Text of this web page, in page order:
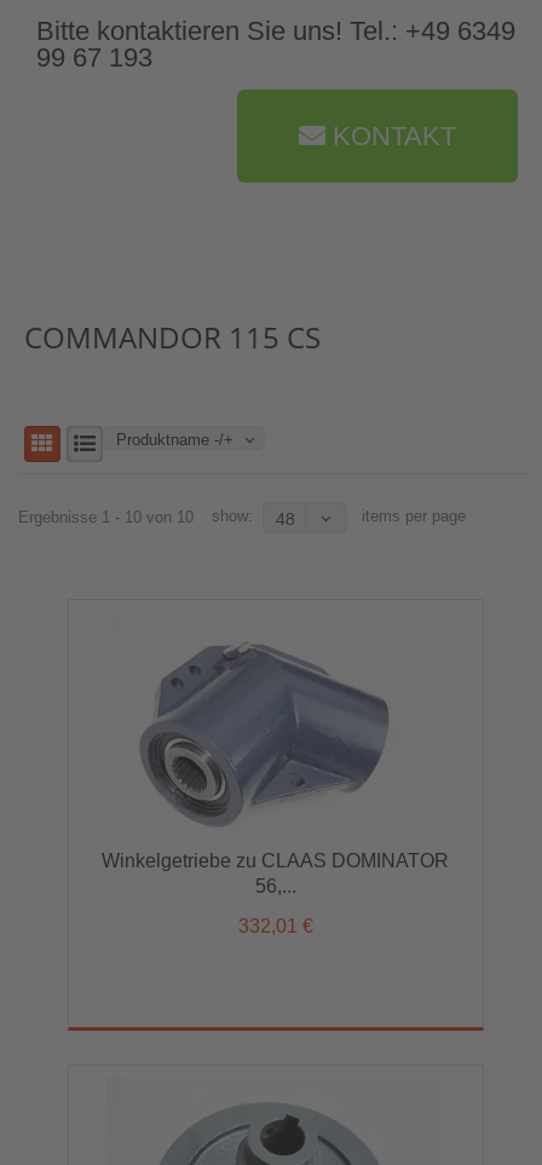
Bitte kontaktieren Sie uns! Tel.: +49 6349
99 67 193
KONTAKT
COMMANDOR 115 CS
Produktname -/+
Ergebnisse 1 - 10 von 10 show: 48 items per page
Winkelgetriebe zu CLAAS DOMINATOR
56,...
332,01 €